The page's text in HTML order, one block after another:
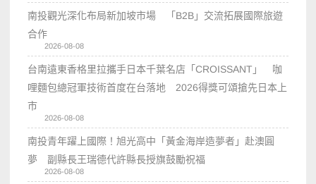
南投觀光深化布局新加坡市場 「B2B」交流拓展國際旅遊
合作
2026-08-08
台南遠東香格里拉攜手日本千葉名店「CROISSANT」 咖
哩麵包總冠軍技術首度在台落地 2026得獎可頌搶先日本上
市
2026-08-08
南投青年躍上國際！旭光高中「黃金海岸造夢者」赴澳圓
夢 副縣長王瑞德代許縣長授旗鼓勵祝福
2026-08-08